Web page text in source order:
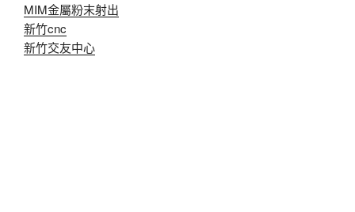
MIM金屬粉末射出
新竹cnc
新竹交友中心